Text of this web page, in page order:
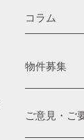
コラム
物件募集
ご意見・ご